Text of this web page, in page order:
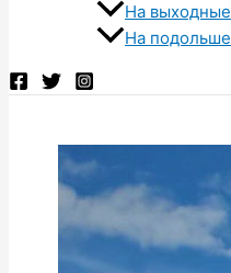
На выходные
На подольше